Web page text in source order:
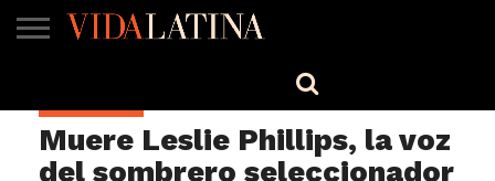
TV
Muere Leslie Phillips, la voz
del sombrero seleccionador